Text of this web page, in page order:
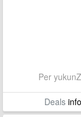
Per
Deals